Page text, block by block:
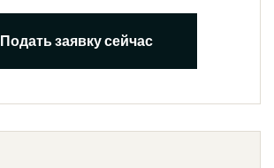
Подать заявку сейчас